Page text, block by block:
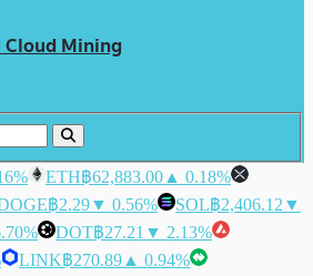
Mining
ETH฿62,883.00 ▲ 0.18%
฿2.29▼ 0.56% SOL฿2,406.12 ▼
DOT฿27.21 ▼ 2.13%
LINK฿270.89 ▲ 0.94%